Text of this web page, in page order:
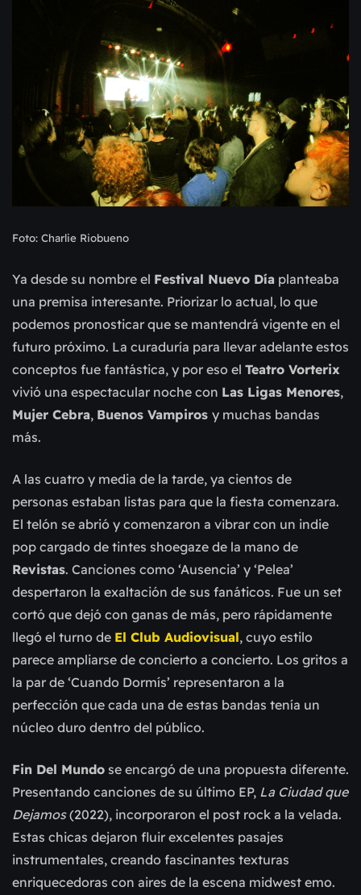
Foto: Charlie Riobueno
Ya desde su nombre el Festival Nuevo Día planteaba
una premisa interesante. Priorizar lo actual, lo que
podemos pronosticar que se mantendrá vigente en el
futuro próximo. La curaduría para llevar adelante estos
conceptos fue fantástica, y por eso el Teatro Vorterix
vivió una espectacular noche con Las Ligas Menores,
Mujer Cebra, Buenos Vampiros y muchas bandas
más.
A las cuatro y media de la tarde, ya cientos de
personas estaban listas para que la fiesta comenzara.
El telón se abrió y comenzaron a vibrar con un indie
pop cargado de tintes shoegaze de la mano de
Revistas. Canciones como ‘Ausencia’ y ‘Pelea’
despertaron la exaltación de sus fanáticos. Fue un set
cortó que dejó con ganas de más, pero rápidamente
llegó el turno de El Club Audiovisual, cuyo estilo
parece ampliarse de concierto a concierto. Los gritos a
la par de ‘Cuando Dormís’ representaron a la
perfección que cada una de estas bandas tenía un
núcleo duro dentro del público.
Fin Del Mundo se encargó de una propuesta diferente.
Presentando canciones de su último EP, La Ciudad que
Dejamos(2022), incorporaron el post rock a la velada.
Estas chicas dejaron fluir excelentes pasajes
instrumentales, creando fascinantes texturas
enriquecedoras con aires de la escena midwest emo.